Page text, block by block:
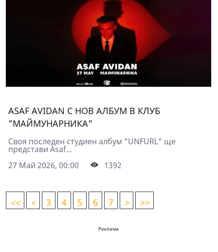
ASAF AVIDAN С НОВ АЛБУМ В КЛУБ
"МАЙМУНАРНИКА"
Своя последен студиен албум "UNFURL" ще
представи Asaf...
27 Май 2026, 00:00
1392
<< < 3 4 5 6 7 > >>
Реклама